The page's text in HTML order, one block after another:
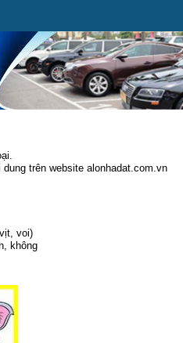
trên website alonhadat.com.vn
voi)
không